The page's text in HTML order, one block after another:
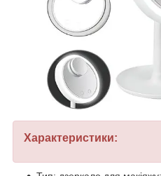
Характеристики: